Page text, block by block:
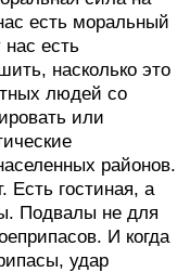
есть моральный
есть
насколько это
людей со
или
районов.
Есть гостиная, а
Подвалы не для
И когда
удар